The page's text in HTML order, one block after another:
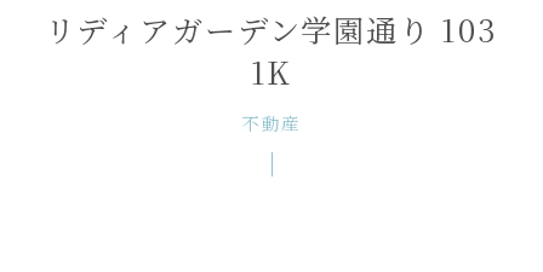
不動産
リディアガーデン学園通り 103
1K